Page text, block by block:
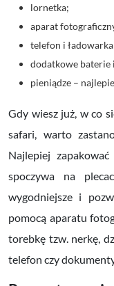
lornetka;
aparat
telefon i
dodatkowe baterie
pieniądze –
Gdy wiesz już, w co
safari, warto
Najlepiej
spoczywa na
wygodniejsze i
pomocą aparatu
torebkę tzw. nerkę,
telefon czy